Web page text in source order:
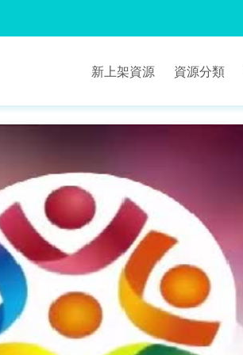
新上架資源 資源分類